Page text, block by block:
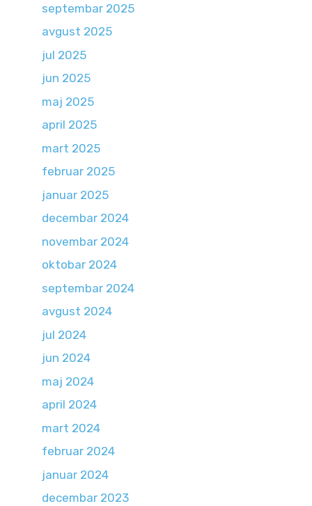
septembar 2025
avgust 2025
jul 2025
jun 2025
maj 2025
april 2025
mart 2025
februar 2025
januar 2025
decembar 2024
novembar 2024
oktobar 2024
septembar 2024
avgust 2024
jul 2024
jun 2024
maj 2024
april 2024
mart 2024
februar 2024
januar 2024
decembar 2023